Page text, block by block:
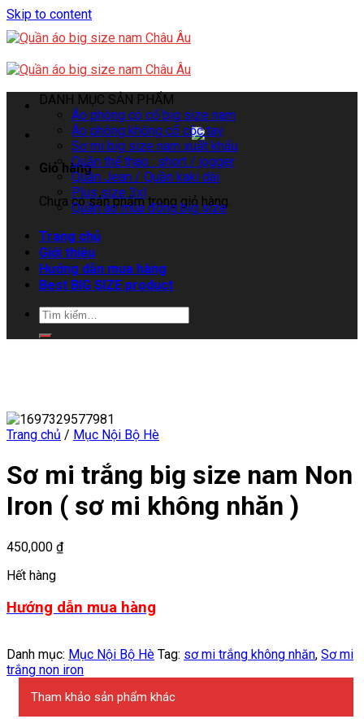
Skip to content
Giỏ hàng
Chưa có sản phẩm trong giỏ hàng.
DANH MỤC SẢN PHẨM
Áo phông có cổ big size nam
Áo phông không cổ cộc tay
Sơ mi big size nam xuất khẩu
Quần thể thao : short / jogger
Quần Jean / Quần kaki dài
Plus size 3xl
Quần áo mùa đông big size
Trang chủ
Giới thiệu
Hướng dẫn mua hàng
Best BIG SIZE product
Trang chủ / Mục Nội Bộ Hè
Sơ mi trắng big size nam Non
Iron ( sơ mi không nhăn )
450,000 ₫
Hết hàng
Hướng dẫn mua hàng
Danh mục: Mục Nội Bộ Hè Tag: sơ mi trắng không nhăn, Sơ mi
trắng non iron
Tham khảo sản phẩm khác